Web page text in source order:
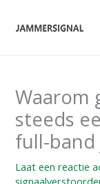
naar
Waarom
steeds
full-band
Laat een reactie